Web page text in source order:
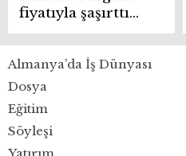
fiyatıyla şaşırttı
Egea’dan daha
ucuz oldu
Almanya’da İş Dünyası
Dosya
Eğitim
Söyleşi